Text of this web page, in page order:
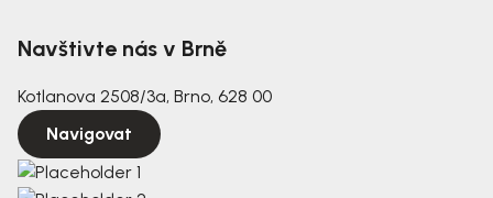
Navštivte nás v Brně
Kotlanova 2508/3a, Brno, 628 00
Navigovat